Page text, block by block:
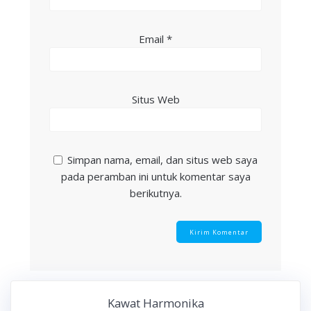
Email *
Situs Web
Simpan nama, email, dan situs web saya
pada peramban ini untuk komentar saya
berikutnya.
Kawat Harmonika